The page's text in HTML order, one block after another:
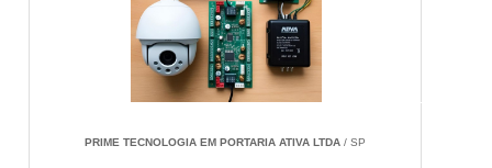
PRIME TECNOLOGIA EM PORTARIA ATIVA LTDA / SP